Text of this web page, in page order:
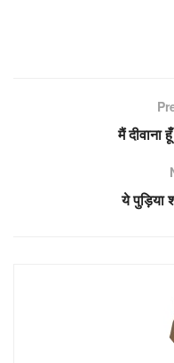
मैं दीवाना
ये पुड़िया